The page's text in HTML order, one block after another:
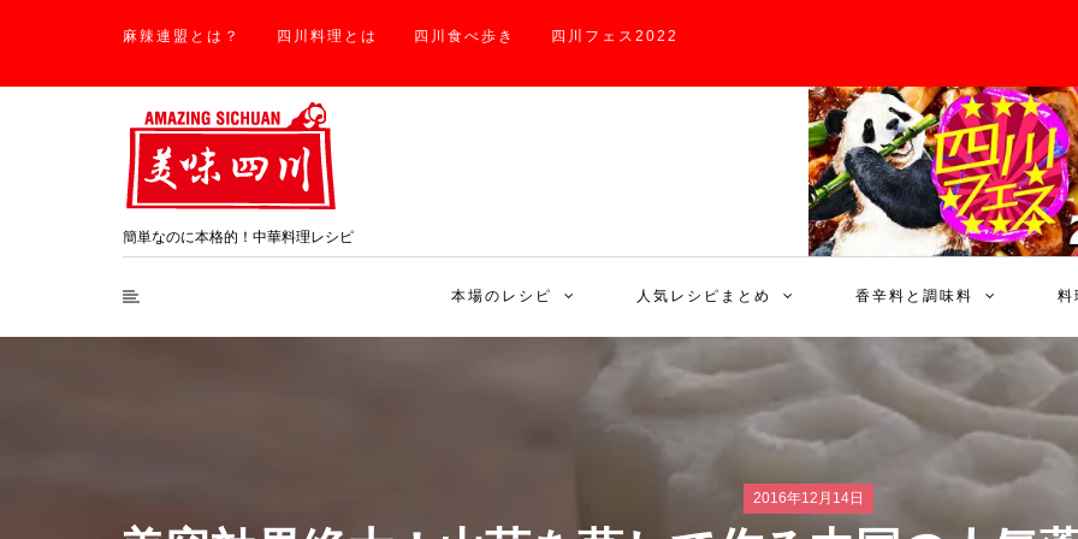
麻辣連盟とは？ 四川料理とは 四川食べ歩き 四川フェス2022
簡単なのに本格的！中華料理レシピ
本場のレシピ 人気レシピまとめ 香辛料と調味料 料
2016年12月14日